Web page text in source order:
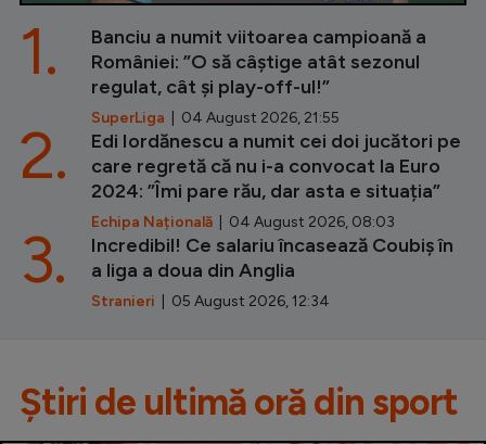
Banciu a numit viitoarea campioană a
României: ”O să câștige atât sezonul
regulat, cât și play-off-ul!”
SuperLiga | 04 August 2026, 21:55
1.
Edi Iordănescu a numit cei doi jucători pe
care regretă că nu i-a convocat la Euro
2024: ”Îmi pare rău, dar asta e situația”
Echipa Națională | 04 August 2026, 08:03
2.
Incredibil! Ce salariu încasează Coubiș în
a liga a doua din Anglia
Stranieri | 05 August 2026, 12:34
3.
Știri de ultimă oră din sport